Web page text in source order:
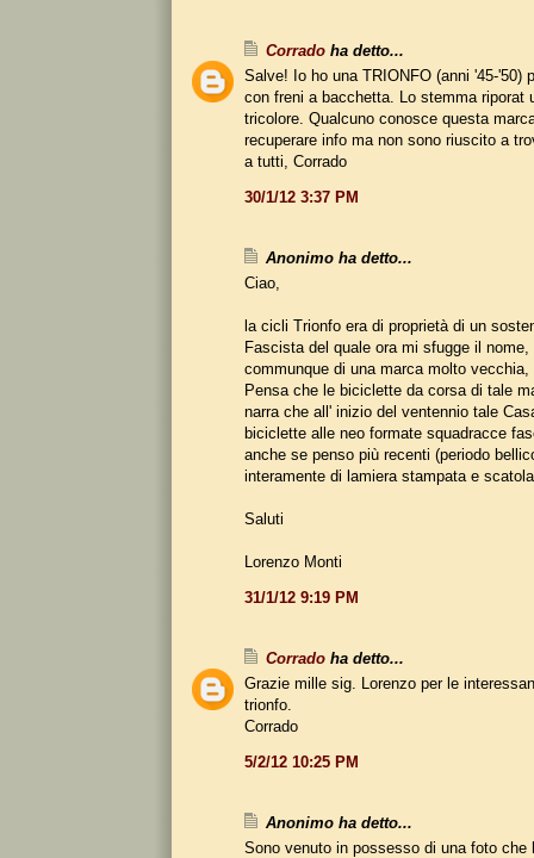
Corrado ha detto...
Salve! Io ho una TRIONFO (anni '45-'50)
con freni a bacchetta. Lo stemma riporat
tricolore. Qualcuno conosce questa
recuperare info ma non sono riuscito a
a tutti, Corrado
30/1/12 3:37 PM
Anonimo ha detto...
Ciao,
la cicli Trionfo era di proprietà di un
Fascista del quale ora mi sfugge il
communque di una marca molto
Pensa che le biciclette da corsa di tale
narra che all' inizio del ventennio tale
biciclette alle neo formate squadracce
anche se penso più recenti (periodo
interamente di lamiera stampata e
Saluti
Lorenzo Monti
31/1/12 9:19 PM
Corrado ha detto...
Grazie mille sig. Lorenzo per le
trionfo.
Corrado
5/2/12 10:25 PM
Anonimo ha detto...
Sono venuto in possesso di una foto che